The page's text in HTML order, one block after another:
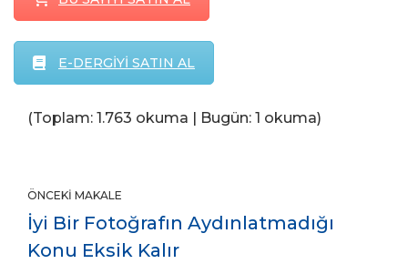
E-DERGİYİ SATIN AL
(Toplam: 1.763 okuma | Bugün: 1 okuma)
ÖNCEKI MAKALE
İyi Bir Fotoğrafın Aydınlatmadığı
Konu Eksik Kalır